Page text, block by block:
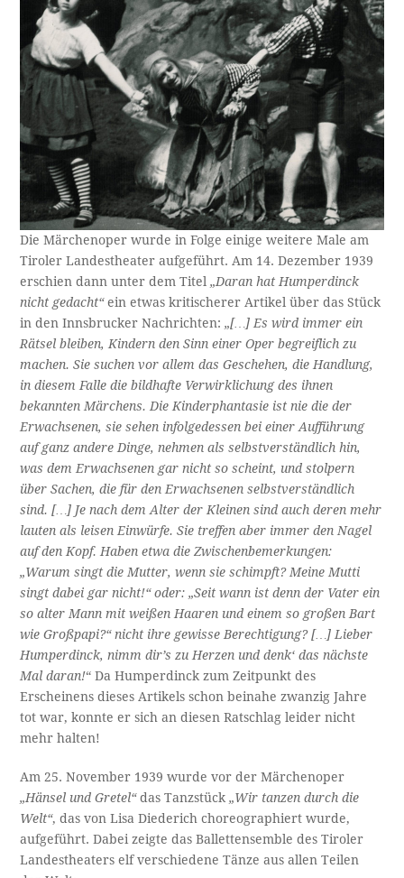
Die Märchenoper wurde in Folge einige weitere Male am
Tiroler Landestheater aufgeführt. Am 14. Dezember 1939
erschien dann unter dem Titel „Daran hat Humperdinck
nicht gedacht“ein etwas kritischerer Artikel über das Stück
in den Innsbrucker Nachrichten:„[…] Es wird immer ein
Rätsel bleiben, Kindern den Sinn einer Oper begreiflich zu
machen. Sie suchen vor allem das Geschehen, die Handlung,
in diesem Falle die bildhafte Verwirklichung des ihnen
bekannten Märchens. Die Kinderphantasie ist nie die der
Erwachsenen, sie sehen infolgedessen bei einer Aufführung
auf ganz andere Dinge, nehmen als selbstverständlich hin,
was dem Erwachsenen gar nicht so scheint, und stolpern
über Sachen, die für den Erwachsenen selbstverständlich
sind. […] Je nach dem Alter der Kleinen sind auch deren mehr
lauten als leisen Einwürfe. Sie treffen aber immer den Nagel
auf den Kopf. Haben etwa die Zwischenbemerkungen:
„Warum singt die Mutter, wenn sie schimpft? Meine Mutti
singt dabei gar nicht!“ oder: „Seit wann ist denn der Vater ein
so alter Mann mit weißen Haaren und einem so großen Bart
wie Großpapi?“ nicht ihre gewisse Berechtigung? […] Lieber
Humperdinck, nimm dir’s zu Herzen und denk‘ das nächste
Mal daran!“ Da Humperdinck zum Zeitpunkt des
Erscheinens dieses Artikels schon beinahe zwanzig Jahre
tot war, konnte er sich an diesen Ratschlag leider nicht
mehr halten!
Am 25. November 1939 wurde vor der Märchenoper
„Hänsel und Gretel“das Tanzstück„Wir tanzen durch die
Welt“, das von Lisa Diederich choreographiert wurde,
aufgeführt. Dabei zeigte das Ballettensemble des Tiroler
Landestheaters elf verschiedene Tänze aus allen Teilen